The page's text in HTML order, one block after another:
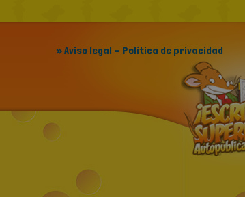
» Aviso legal - Política de privacidad